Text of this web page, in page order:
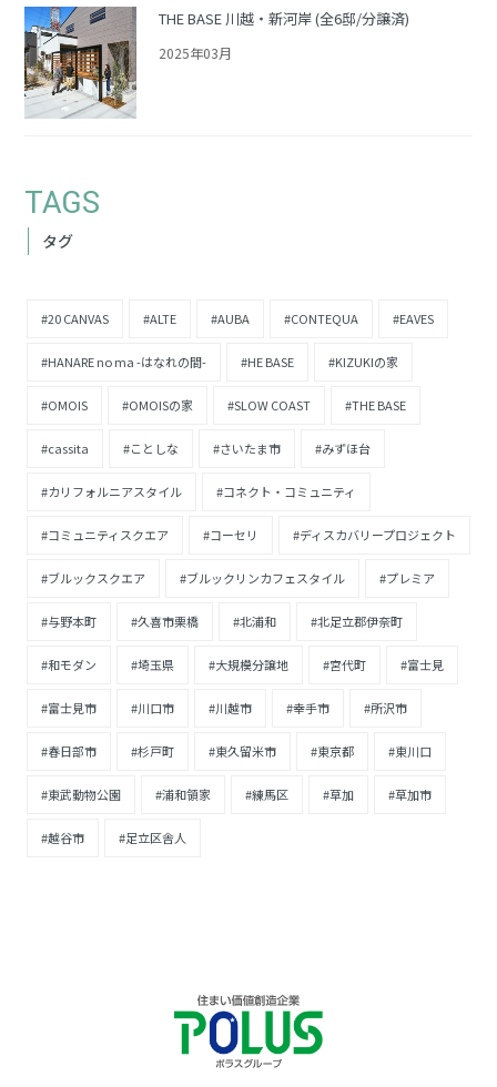
THE BASE 川越・新河岸 (全6邸/分譲済)
2025年03月
TAGS
タグ
#20 CANVAS #ALTE #AUBA #CONTEQUA #EAVES
#HANARE no ma -はなれの間- #HE BASE #KIZUKIの家
#OMOIS #OMOISの家 #SLOW COAST #THE BASE
#cassita #ことしな #さいたま市 #みずほ台
#カリフォルニアスタイル #コネクト・コミュニティ
#コミュニティスクエア #コーセリ #ディスカバリープロジェクト
#ブルックスクエア #ブルックリンカフェスタイル #プレミア
#与野本町 #久喜市栗橋 #北浦和 #北足立郡伊奈町
#和モダン #埼玉県 #大規模分譲地 #宮代町 #富士見
#富士見市 #川口市 #川越市 #幸手市 #所沢市
#春日部市 #杉戸町 #東久留米市 #東京都 #東川口
#東武動物公園 #浦和領家 #練馬区 #草加 #草加市
#越谷市 #足立区舎人